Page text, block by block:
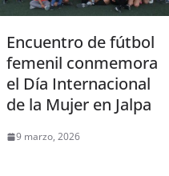
Encuentro de fútbol
femenil conmemora
el Día Internacional
de la Mujer en Jalpa
9 marzo, 2026